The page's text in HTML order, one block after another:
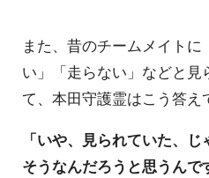
また、昔のチームメイト
い」「走らない」などと見
て、本田守護霊はこう答え
「いや、見られていた、
そうなんだろうと思うん